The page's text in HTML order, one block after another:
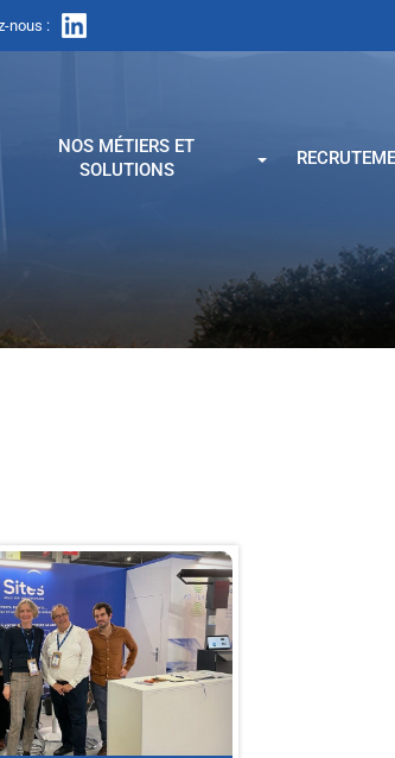
nous :
NOS MÉTIERS ET
SOLUTIONS